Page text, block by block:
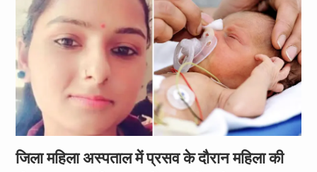
जिला महिला अस्पताल में प्रसव के दौरान महिला की